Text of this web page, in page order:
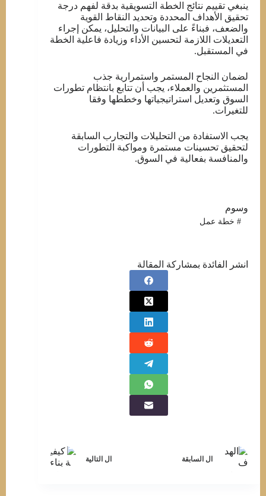
ينبغي تقييم نتائج الخطة التسويقية بدقة لفهم درجة
تحقيق الأهداف المحددة وتحديد النقاط القوية
والضعف، فبناءً على البيانات والتحليل، يمكن إجراء
التعديلات اللازمة لتحسين الأداء وزيادة فاعلية الخطة
في المستقبل.
لضمان النجاح المستمر واستمرارية جذب
المستثمرين والعملاء، يجب أن تتابع بانتظام تطورات
السوق وتعديل استراتيجياتها وخططها وفقا
للتغيرات.
يجب الاستفادة من التحليلات والتجارب السابقة
لتحقيق تحسينات مستمرة ومواكبة التطورات
والمنافسة بفعالية في السوق.
وسوم
#خطة عمل
انشر الفائدة بمشاركة المقالة
ال السابقة ال التالية